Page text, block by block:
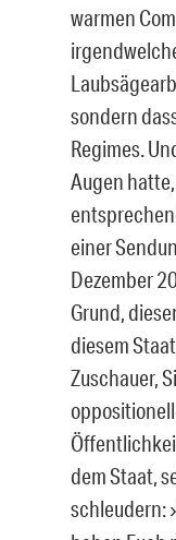
warmen
sondern
Regimes.
Augen
einer
Dezember
Grund,
diesem
Zuschauer,
dem Staat,
schleudern:›